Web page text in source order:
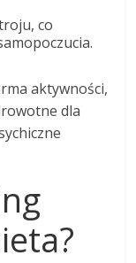
co
aktywności,
dla